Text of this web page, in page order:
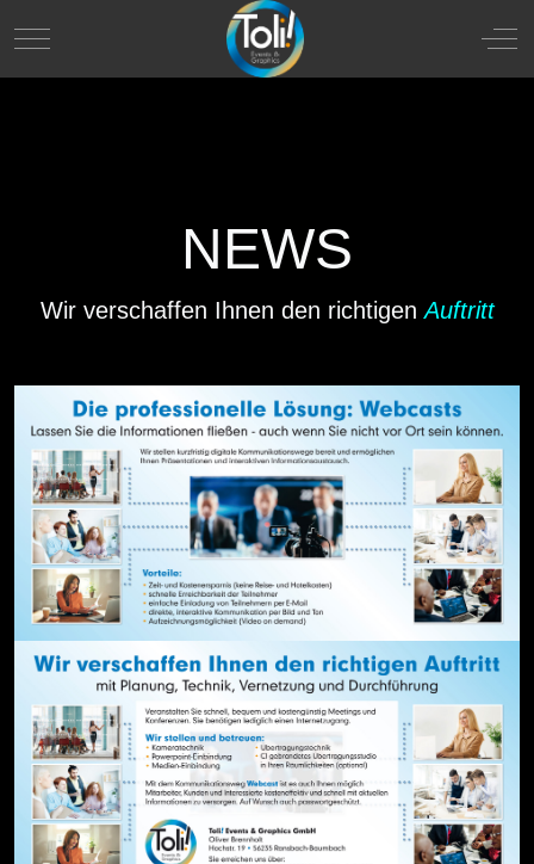
Mobile Menu Toggle Off-
NEWS
Wir verschaffen Ihnen den richtigenAuftritt